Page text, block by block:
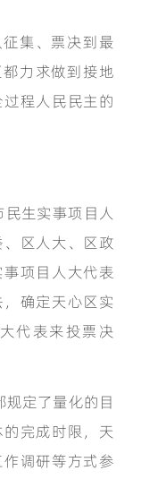
集、票决到最
力求做到接地
程人民民主的
生实事项目人
区人大、区政
项目人大代表
确定天心区实
代表来投票决
定了量化的目
完成时限，天
调研等方式参